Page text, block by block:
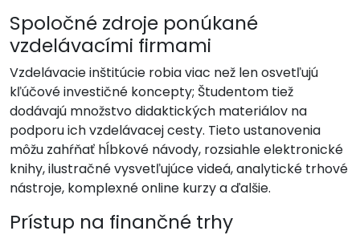
Spoločné zdroje ponúkané
vzdelávacími firmami
Vzdelávacie inštitúcie robia viac než len osvetľujú
kľúčové investičné koncepty; Študentom tiež
dodávajú množstvo didaktických materiálov na
podporu ich vzdelávacej cesty. Tieto ustanovenia
môžu zahŕňať hĺbkové návody, rozsiahle elektronické
knihy, ilustračné vysvetľujúce videá, analytické trhové
nástroje, komplexné online kurzy a ďalšie.
Prístup na finančné trhy